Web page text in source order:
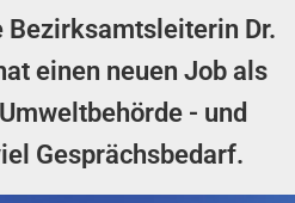
Bezirksamtsleiterin Dr.
einen neuen Job als
- und
Gesprächsbedarf.